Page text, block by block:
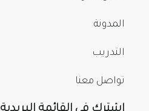
المدونة
التدريب
تواصل معنا